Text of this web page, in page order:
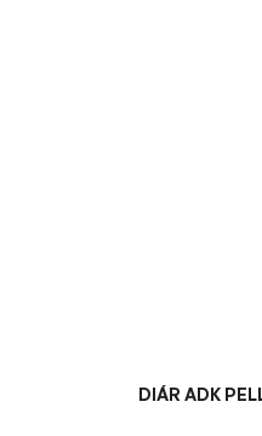
DIÁR ADK